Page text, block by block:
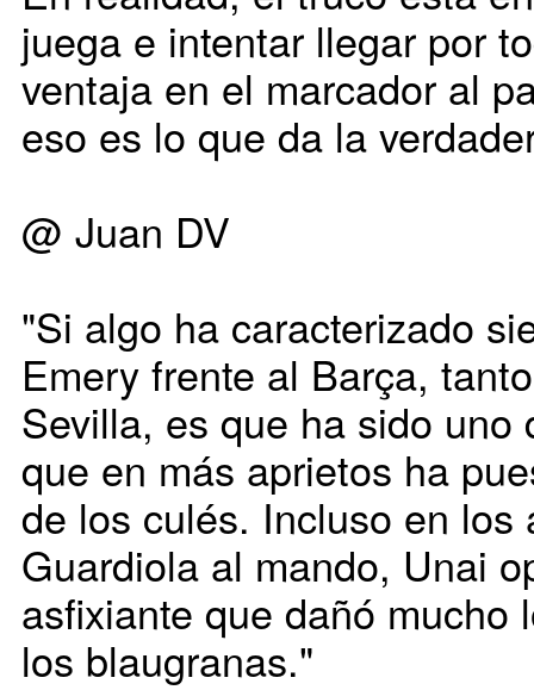
juega e intentar llegar por
ventaja en el marcador al
eso es lo que da la
@ Juan DV
"Si algo ha caracterizado
Emery frente al Barça,
Sevilla, es que ha sido uno
que en más aprietos ha
de los culés. Incluso en los
Guardiola al mando, Unai
asfixiante que dañó mucho
los blaugranas."